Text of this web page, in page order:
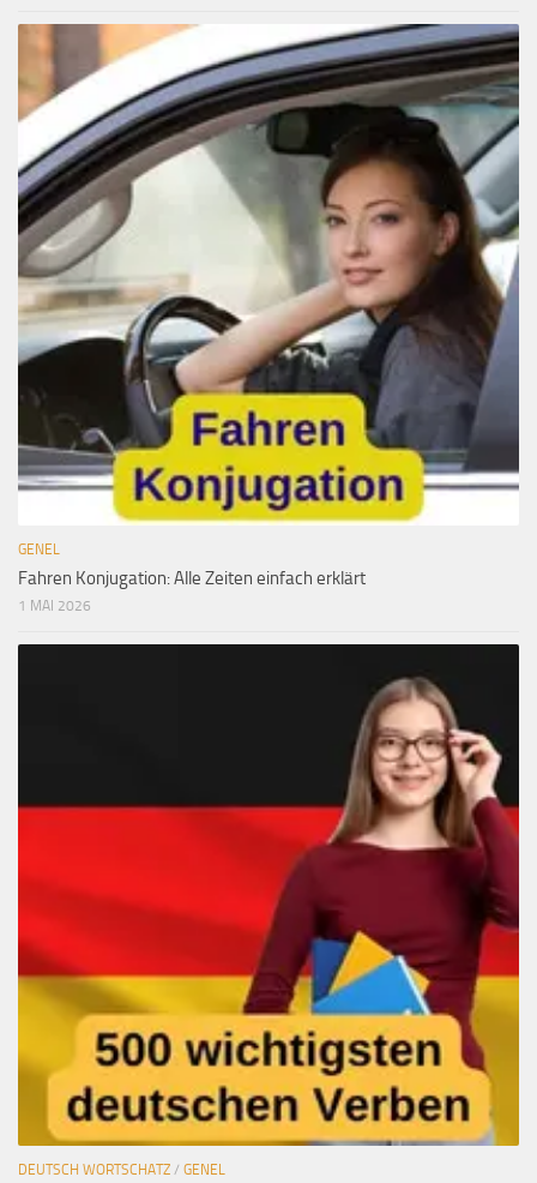
GENEL
Fahren Konjugation: Alle Zeiten einfach erklärt
1 MAI 2026
DEUTSCH WORTSCHATZ / GENEL